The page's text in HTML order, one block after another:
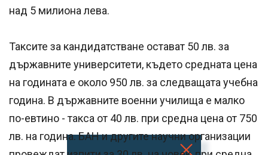
над 5 милиона лева.
Таксите за кандидатстване остават 50 лв. за
държавните университети, където средната цена
на годината е около 950 лв. за следващата учебна
година. В държавните военни училища е малко
по-евтино - такса от 40 лв. при средна цена от 750
лв. на година. БАН и другите научни организации